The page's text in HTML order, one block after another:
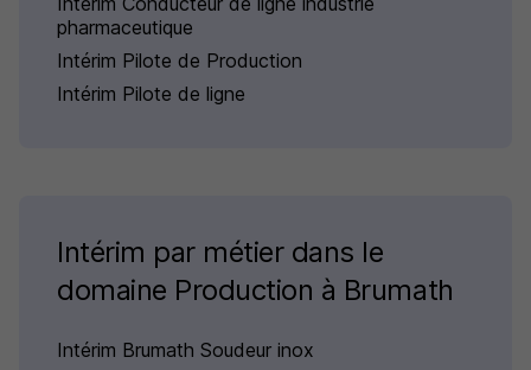
pharmaceutique
Intérim Pilote de Production
Intérim Pilote de ligne
Intérim par métier dans le
domaine Production à Brumath
Intérim Brumath Soudeur inox